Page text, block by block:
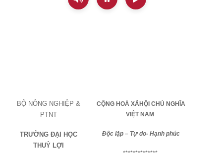
BỘ NÔNG NGHIỆP &
PTNT
TRƯỜNG ĐẠI HỌC
THUỶ LỢI
CỘNG HOÀ XÃHỘI CHỦ NGH ĨA
VIỆT NAM
Độc lập – Tự do- Hạnh phúc
**************